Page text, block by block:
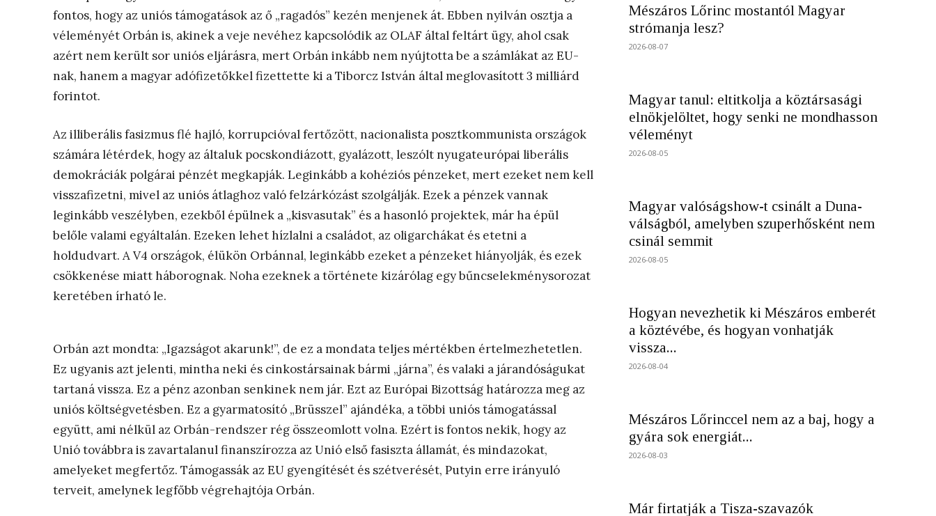
fontos, hogy az uniós támogatások az ő „ragadós” kezén menjenek át. Ebben nyilván osztja a
véleményét Orbán is, akinek a veje nevéhez kapcsolódik az OLAF által feltárt ügy, ahol csak
azért nem került sor uniós eljárásra, mert Orbán inkább nem nyújtotta be a számlákat az EU-
nak, hanem a magyar adófizetőkkel fizettette ki a Tiborcz István által meglovasított 3 milliárd
forintot.
Az illiberális fasizmus flé hajló, korrupcióval fertőzött, nacionalista posztkommunista országok
számára létérdek, hogy az általuk pocskondiázott, gyalázott, leszólt nyugateurópai liberális
demokráciák polgárai pénzét megkapják. Leginkább a kohéziós pénzeket, mert ezeket nem kell
visszafizetni, mivel az uniós átlaghoz való felzárkózást szolgálják. Ezek a pénzek vannak
leginkább veszélyben, ezekből épülnek a „kisvasutak” és a hasonló projektek, már ha épül
belőle valami egyáltalán. Ezeken lehet hízlalni a családot, az oligarchákat és etetni a
holdudvart. A V4 országok, élükön Orbánnal, leginkább ezeket a pénzeket hiányolják, és ezek
csökkenése miatt háborognak. Noha ezeknek a története kizárólag egy bűncselekménysorozat
keretében írható le.
Orbán azt mondta: „Igazságot akarunk!”, de ez a mondata teljes mértékben értelmezhetetlen.
Ez ugyanis azt jelenti, mintha neki és cinkostársainak bármi „járna”, és valaki a járandóságukat
tartaná vissza. Ez a pénz azonban senkinek nem jár. Ezt az Európai Bizottság határozza meg az
uniós költségvetésben. Ez a gyarmatosító „Brüsszel” ajándéka, a többi uniós támogatással
együtt, ami nélkül az Orbán-rendszer rég összeomlott volna. Ezért is fontos nekik, hogy az
Unió továbbra is zavartalanul finanszírozza az Unió első fasiszta államát, és mindazokat,
amelyeket megfertőz. Támogassák az EU gyengítését és szétverését, Putyin erre irányuló
terveit, amelynek legfőbb végrehajtója Orbán.
Mészáros Lőrinc mostantól Magyar
strómanja lesz?
2026-08-07
Magyar tanul: eltitkolja a köztársasági
elnökjelöltet, hogy senki ne mondhasson
véleményt
2026-08-05
Magyar valóságshow-t csinált a Duna-
válságból, amelyben szuperhősként nem
csinál semmit
2026-08-05
Hogyan nevezhetik ki Mészáros emberét
a köztévébe, és hogyan vonhatják
vissza...
2026-08-04
Mészáros Lőrinccel nem az a baj, hogy a
gyára sok energiát...
2026-08-03
Már firtatják a Tisza-szavazók